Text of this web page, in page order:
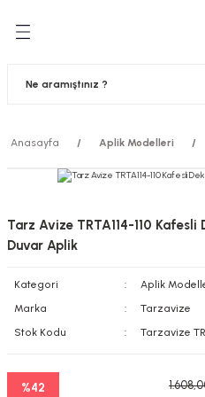
Anasayfa Aplik Modelleri
Tarz Avize TRTA114-110
Duvar Aplik
Kategori
Aplik
Marka
Tarzavize
Stok Kodu
Tarzavize
%42